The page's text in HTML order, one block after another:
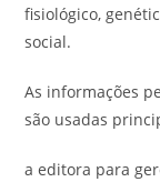
fisiológico,
social.
As informações
são usadas
a editora para